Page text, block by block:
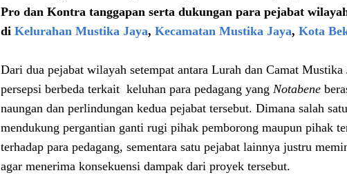
Pro dan Kontra tanggapan serta dukungan para pejabat
di Kelurahan Mustika Jaya, Kecamatan Mustika Jaya, Kota
Dari dua pejabat wilayah setempat antara Lurah dan Camat
persepsi berbeda terkait keluhan para pedagang yang Notabene
naungan dan perlindungan kedua pejabat tersebut. Dimana salah
mendukung pergantian ganti rugi pihak pemborong maupun pihak
terhadap para pedagang, sementara satu pejabat lainnya justru
agar menerima konsekuensi dampak dari proyek tersebut.